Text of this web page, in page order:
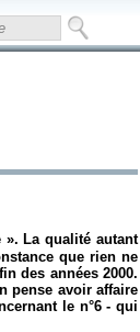
». La qualité autant
que rien ne
des années 2000.
pense avoir affaire
le n°6 - qui